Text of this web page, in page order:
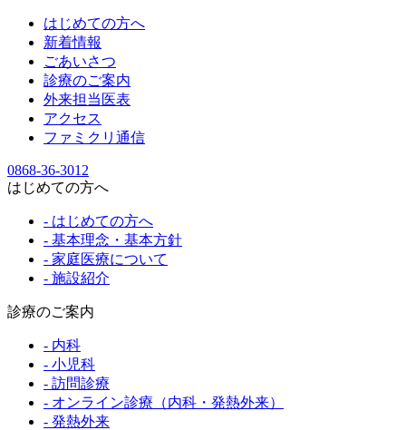
はじめての方へ
新着情報
ごあいさつ
診療のご案内
外来担当医表
アクセス
ファミクリ通信
0868-36-3012
はじめての方へ
- はじめての方へ
- 基本理念・基本方針
- 家庭医療について
- 施設紹介
診療のご案内
- 内科
- 小児科
- 訪問診療
- オンライン診療（内科・発熱外来）
- 発熱外来